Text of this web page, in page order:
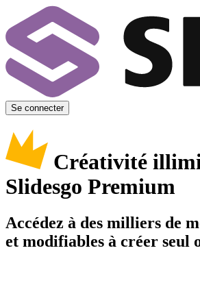
Se connecter
Créativité
Slidesgo Premium
Accédez à des milliers de
et modifiables à créer seul